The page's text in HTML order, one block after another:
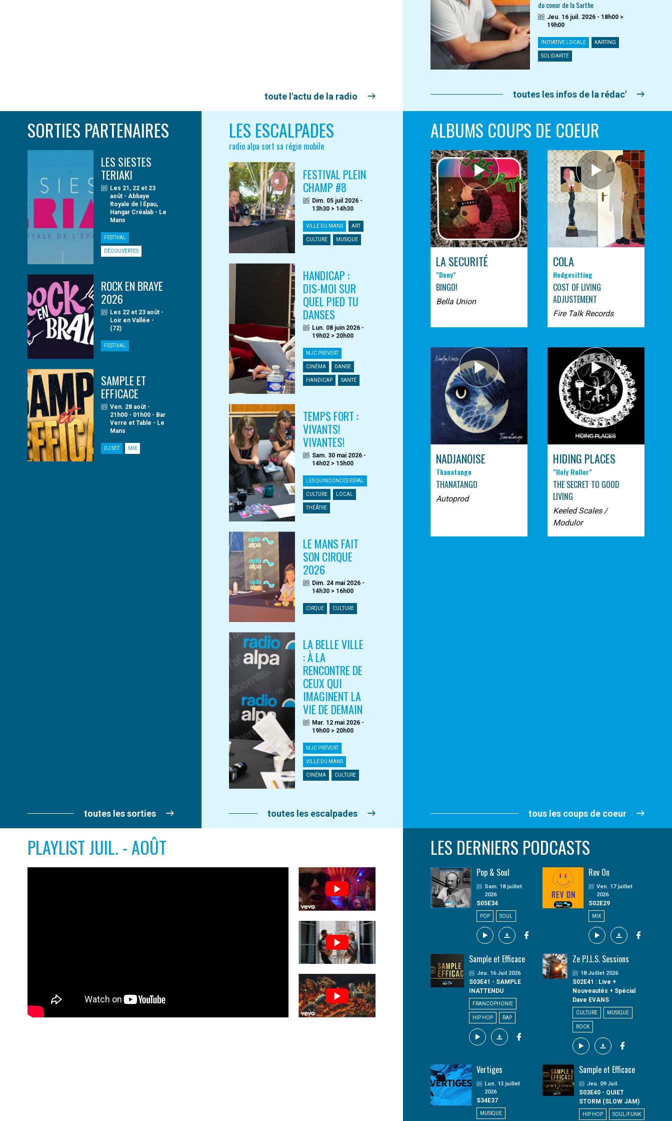
toute l'actu de la radio
du coeur de la Sarthe
Jeu. 16 juil. 2026 - 18h00 >
19h00
INITIATIVE LOCALE KARTING
SOLIDARITÉ
toutes les infos de la rédac'
SORTIES PARTENAIRES
LES SIESTES
TERIAKI
Les 21, 22 et 23
août - Abbaye
Royale de l Épau,
Hangar Créalab - Le
Mans
FESTIVAL
DÉCOUVERTES
ROCK EN BRAYE
2026
Les 22 et 23 août -
Loir en Vallée -
(72)
FESTIVAL
SAMPLE ET
EFFICACE
Ven. 28 août -
21h00 - 01h00 - Bar
Verre et Table - Le
Mans
DJ SET MIX
toutes les sorties
LES ESCALPADES
radio alpa sort sa régie mobile
FESTIVAL PLEIN
CHAMP #8
Dim. 05 juil 2026 -
13h30 > 14h30
VILLE DU MANS ART
CULTURE MUSIQUE
HANDICAP :
DIS-MOI SUR
QUEL PIED TU
DANSES
Lun. 08 juin 2026 -
19h02 > 20h00
MJC PRÉVERT
CINÉMA DANSE
HANDICAP SANTÉ
TEMPS FORT :
VIVANTS!
VIVANTES!
Sam. 30 mai 2026 -
14h02 > 15h00
LES QUINCONCES ESPAL
CULTURE LOCAL
THÉÂTRE
LE MANS FAIT
SON CIRQUE
2026
Dim. 24 mai 2026 -
14h30 > 16h00
CIRQUE CULTURE
LA BELLE VILLE
: À LA
RENCONTRE DE
CEUX QUI
IMAGINENT LA
VIE DE DEMAIN
Mar. 12 mai 2026 -
19h00 > 20h00
MJC PRÉVERT
VILLE DU MANS
CINÉMA CULTURE
toutes les escalpades
ALBUMS COUPS DE COEUR
LA SECURITÉ
"Deny"
BINGO!
Bella Union
COLA
Hedgesitting
COST OF LIVING
ADJUSTEMENT
Fire Talk Records
NADJANOISE
Thanatango
THANATANGO
Autoprod
HIDING PLACES
"Holy Roller"
THE SECRET TO GOOD
LIVING
Keeled Scales /
Modulor
tous les coups de coeur
PLAYLIST JUIL. - AOÛT LES DERNIERS PODCASTS
Pop & Soul
Sam. 18 juillet
2026
S05E34
POP SOUL
Rev On
Ven. 17 juillet
2026
S02E29
MIX
Sample et Efficace
Jeu. 16 Juil 2026
S03E41 - SAMPLE
INATTENDU
FRANCOPHONIE
HIP HOP RAP
Ze P.I.L.S. Sessions
18 Juillet 2026
S02E41 : Live +
Nouveautés + Spécial
Dave EVANS
CULTURE MUSIQUE
ROCK
Vertiges
Lun. 13 juillet
2026
S34E37
MUSIQUE
Sample et Efficace
Jeu. 09 Juil.
S03E40 - QUIET
STORM (SLOW JAM)
HIP HOP SOUL/FUNK